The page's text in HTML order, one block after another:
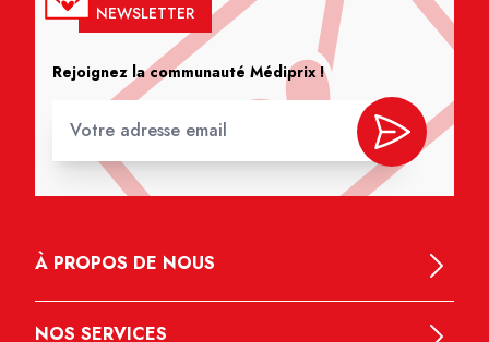
NEWSLETTER
Rejoignez la communauté Médiprix !
À PROPOS DE NOUS
NOS SERVICES